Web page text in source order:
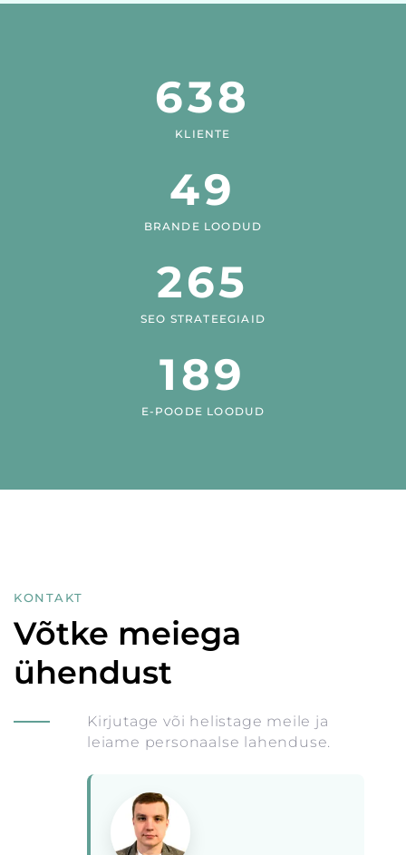
KLIENTE
638
BRANDE LOODUD
49
SEO STRATEEGIAID
265
E-POODE LOODUD
189
KONTAKT
Võtke meiega
ühendust
Kirjutage või helistage meile ja
leiame personaalse lahenduse.